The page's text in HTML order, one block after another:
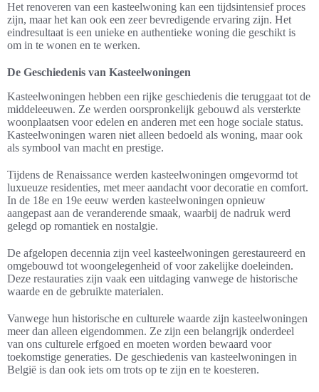
Het renoveren van een kasteelwoning kan een tijdsintensief proces
zijn, maar het kan ook een zeer bevredigende ervaring zijn. Het
eindresultaat is een unieke en authentieke woning die geschikt is
om in te wonen en te werken.
De Geschiedenis van Kasteelwoningen
Kasteelwoningen hebben een rijke geschiedenis die teruggaat tot de
middeleeuwen. Ze werden oorspronkelijk gebouwd als versterkte
woonplaatsen voor edelen en anderen met een hoge sociale status.
Kasteelwoningen waren niet alleen bedoeld als woning, maar ook
als symbool van macht en prestige.
Tijdens de Renaissance werden kasteelwoningen omgevormd tot
luxueuze residenties, met meer aandacht voor decoratie en comfort.
In de 18e en 19e eeuw werden kasteelwoningen opnieuw
aangepast aan de veranderende smaak, waarbij de nadruk werd
gelegd op romantiek en nostalgie.
De afgelopen decennia zijn veel kasteelwoningen gerestaureerd en
omgebouwd tot woongelegenheid of voor zakelijke doeleinden.
Deze restauraties zijn vaak een uitdaging vanwege de historische
waarde en de gebruikte materialen.
Vanwege hun historische en culturele waarde zijn kasteelwoningen
meer dan alleen eigendommen. Ze zijn een belangrijk onderdeel
van ons culturele erfgoed en moeten worden bewaard voor
toekomstige generaties. De geschiedenis van kasteelwoningen in
België is dan ook iets om trots op te zijn en te koesteren.